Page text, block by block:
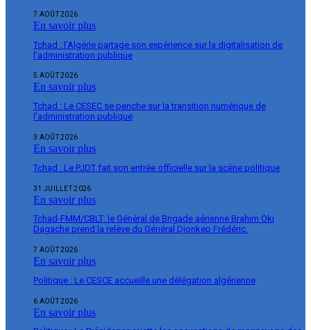
7 AOÛT 2026
En savoir plus
Tchad : l’Algérie partage son expérience sur la digitalisation de
l’administration publique
5 AOÛT 2026
En savoir plus
Tchad : Le CESEC se penche sur la transition numérique de
l’administration publique
3 AOÛT 2026
En savoir plus
Tchad : Le PJDT fait son entrée officielle sur la scène politique
31 JUILLET 2026
En savoir plus
Tchad-FMM/CBLT: le Général de Brigade aérienne Brahim Oki
Dagache prend la relève du Général Djonkep Frédéric.
7 AOÛT 2026
En savoir plus
Politique : Le CESCE accueille une délégation algérienne
6 AOÛT 2026
En savoir plus